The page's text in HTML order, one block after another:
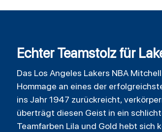
Echter Teamstolz für
Das Los Angeles Lakers NBA Mitchell
Hommage an eines der
ins Jahr 1947 zurückreicht,
überträgt diesen Geist in ein
Teamfarben Lila und Gold hebt sich